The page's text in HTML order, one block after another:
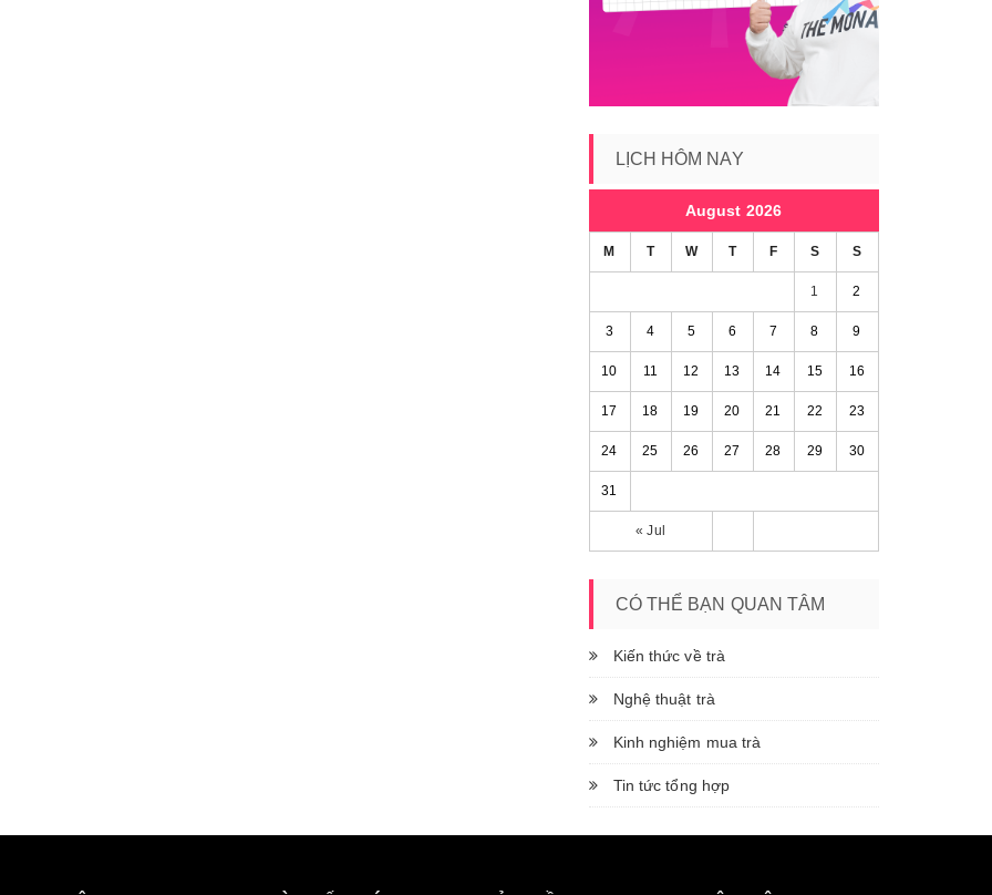
LỊCH HÔM NAY
August 2026
M T W T F S S
« Jul
1 2
3 4 5 6 7 8 9
10 11 12 13 14 15 16
17 18 19 20 21 22 23
24 25 26 27 28 29 30
31
CÓ THỂ BẠN QUAN TÂM
Kiến thức về trà
Nghệ thuật trà
Kinh nghiệm mua trà
Tin tức tổng hợp